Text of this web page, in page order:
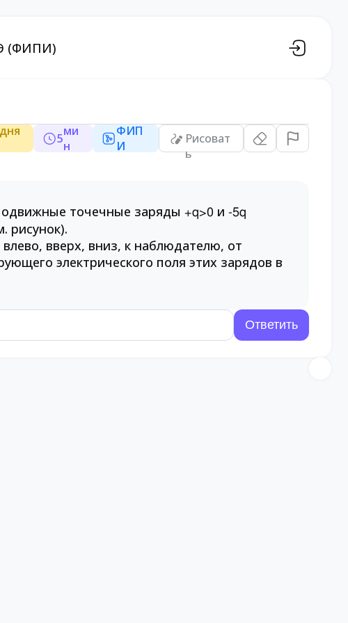
(ФИПИ)
5ми
н
ФИП
И
Рисоват
ь
точечные заряды +q>0 и -5q
рисунок).
вверх, вниз, к наблюдателю, от
электрического поля этих зарядов в